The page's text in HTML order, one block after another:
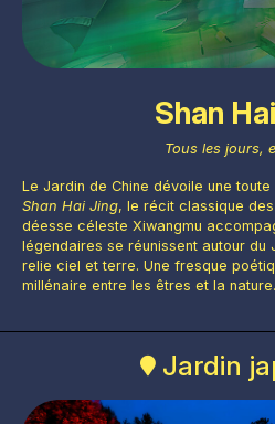
Shan
Tous les jours,
Le Jardin de Chine dévoile une
Shan Hai Jing, le récit classique des
déesse céleste Xiwangmu
légendaires se réunissent autour du
relie ciel et terre. Une fresque
millénaire entre les êtres et la nature.
Jardin